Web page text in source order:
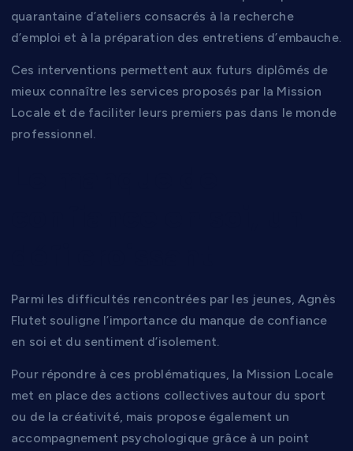
quarantaine d’ateliers consacrés à la recherche
d’emploi et à la préparation des entretiens d’embauche.
Ces interventions permettent aux futurs diplômés de
mieux connaître les services proposés par la Mission
Locale et de faciliter leurs premiers pas dans le monde
professionnel.
Parmi les difficultés rencontrées par les jeunes, Agnès
Flutet souligne l’importance du manque de confiance
en soi et du sentiment d’isolement.
Pour répondre à ces problématiques, la Mission Locale
met en place des actions collectives autour du sport
ou de la créativité, mais propose également un
accompagnement psychologique grâce à un point